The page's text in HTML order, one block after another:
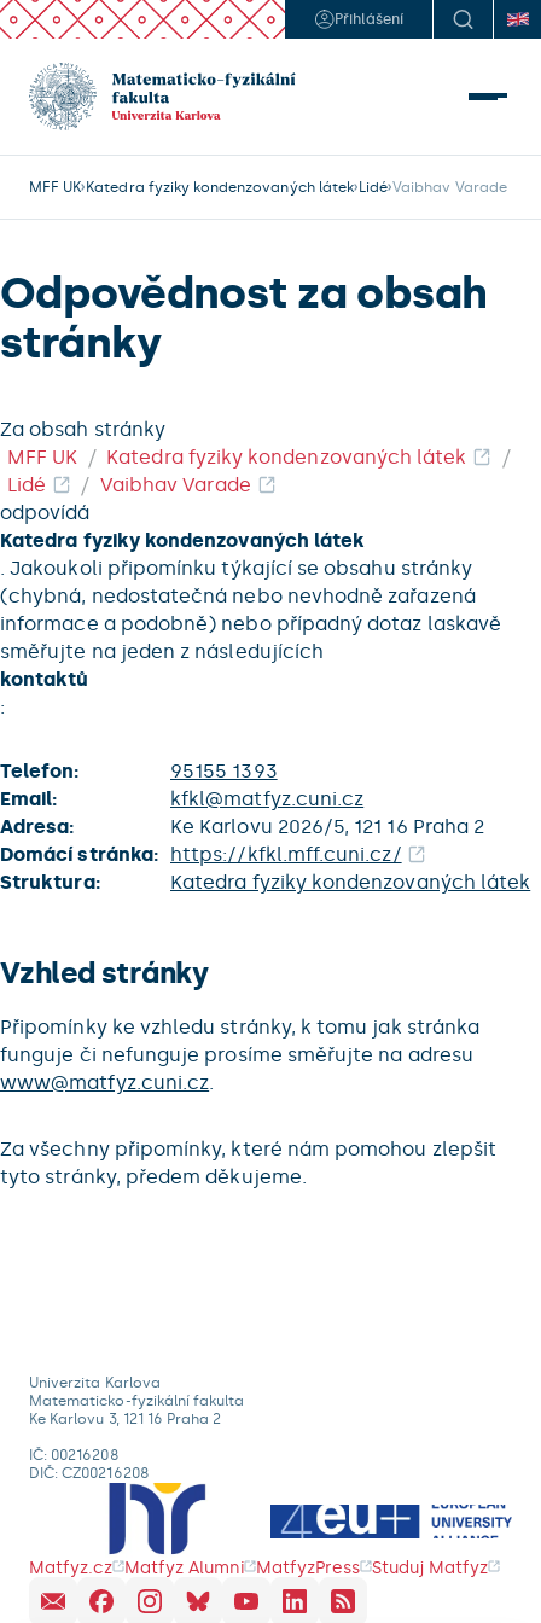
Přihlášení
MFF UK Katedra fyziky kondenzovaných látek Lidé Vaibhav Varade
Odpovědnost za obsah
stránky
Za obsah stránky
MFF UK
Katedra fyziky kondenzovaných látek
Lidé
Vaibhav Varade
odpovídá
Katedra fyziky kondenzovaných látek
. Jakoukoli připomínku týkající se obsahu stránky
(chybná, nedostatečná nebo nevhodně zařazená
informace a podobně) nebo případný dotaz laskavě
směřujte na jeden z následujících
kontaktů
:
Telefon:
95155 1393
Email:
kfkl@matfyz.cuni.cz
Adresa:
Ke Karlovu 2026/5, 121 16 Praha 2
Domácí stránka: https://kfkl.mff.cuni.cz/
Struktura:
Katedra fyziky kondenzovaných látek
Vzhled stránky
Připomínky ke vzhledu stránky, k tomu jak stránka
funguje či nefunguje prosíme směřujte na adresu
www@matfyz.cuni.cz.
Za všechny připomínky, které nám pomohou zlepšit
tyto stránky, předem děkujeme.
Univerzita Karlova
Matematicko-fyzikální fakulta
Ke Karlovu 3, 121 16 Praha 2
IČ: 00216208
DIČ: CZ00216208
Matfyz.cz Matfyz Alumni MatfyzPress Studuj Matfyz